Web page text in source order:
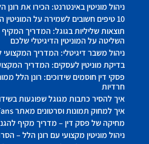
ניהול מוניטין באינטרנט: הכירו את
10 טיפים חשובים לשמירה על המוניטין האישי ברשת
תוצאות שליליות בגוגל: המדריך
השליטה על המוניטין הדיגיטלי שלכם
ניהול משבר דיגיטלי: המדריך
בדיקת מוניטין לעסקים: המדריך
פסקי דין חוסמים שידוכים: רונן הלל
חרדיות
איך להסיר כתבות מגוגל שפוגעות
איך למחוק תמונות וסרטונים מאתר OnlyFans (אונלי פאנס)
מחיקה של פסק דין – מדריך מקיף
ניהול מוניטין מקצועי עם רונן הלל –